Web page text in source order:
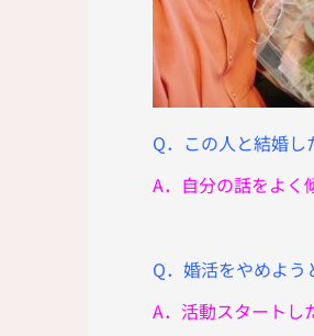
Q．この人と結婚し
A．自分の話をよく
Q．婚活をやめよう
A．活動スタートし